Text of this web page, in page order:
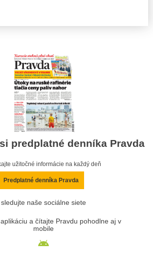
predplatné denníka Pravda
užitočné informácie na každý deň
Predplatné denníka Pravda
sledujte naše sociálne siete
a čítajte Pravdu pohodlne aj v
mobile